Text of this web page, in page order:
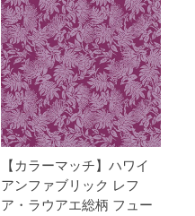
【カラーマッチ】ハワイ
アンファブリック レフ
ア・ラウアエ総柄 フュー